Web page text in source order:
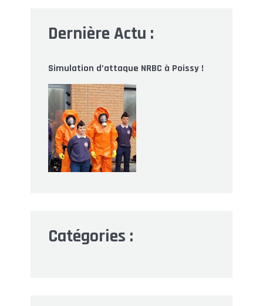
Dernière Actu :
Simulation d’attaque NRBC à Poissy !
Catégories :